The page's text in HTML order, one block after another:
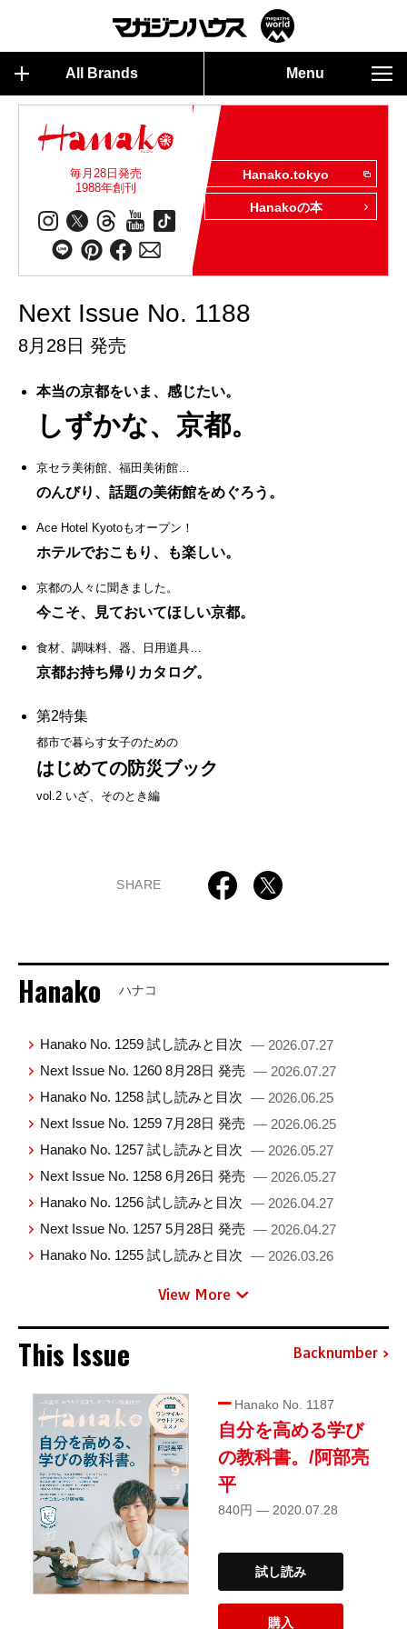
All Brands Menu
毎月28日発売
1988年創刊
Hanako.tokyo
Hanakoの本
Next Issue No. 1188
8月28日 発売
本当の京都をいま、感じたい。
しずかな、京都。
京セラ美術館、福田美術館…
のんびり、話題の美術館をめぐろう。
Ace Hotel Kyotoもオープン！
ホテルでおこもり、も楽しい。
京都の人々に聞きました。
今こそ、見ておいてほしい京都。
食材、調味料、器、日用道具…
京都お持ち帰りカタログ。
第2特集
都市で暮らす女子のための
はじめての防災ブック
vol.2 いざ、そのとき編
SHARE
Hanako ハナコ
Hanako No. 1259 試し読みと目次 — 2026.07.27
Next Issue No. 1260 8月28日 発売 — 2026.07.27
Hanako No. 1258 試し読みと目次 — 2026.06.25
Next Issue No. 1259 7月28日 発売 — 2026.06.25
Hanako No. 1257 試し読みと目次 — 2026.05.27
Next Issue No. 1258 6月26日 発売 — 2026.05.27
Hanako No. 1256 試し読みと目次 — 2026.04.27
Next Issue No. 1257 5月28日 発売 — 2026.04.27
Hanako No. 1255 試し読みと目次 — 2026.03.26
View More
This Issue Backnumber
Hanako No. 1187
自分を高める学び
の教科書。/阿部亮
平
840円 — 2020.07.28
試し読み
購入